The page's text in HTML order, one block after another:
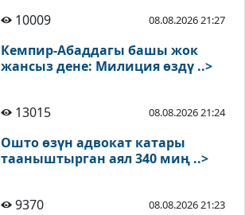
10009
08.08.2026 21:27
Кемпир-Абаддагы башы жок
жансыз дене: Милиция өздү ..>
13015 08.08.2026 21:24
Ошто өзүн адвокат катары
тааныштырган аял 340 миң ..>
9370 08.08.2026 21:23